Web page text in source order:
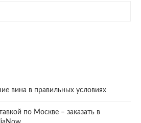
вина в правильных условиях
по Москве – заказать в